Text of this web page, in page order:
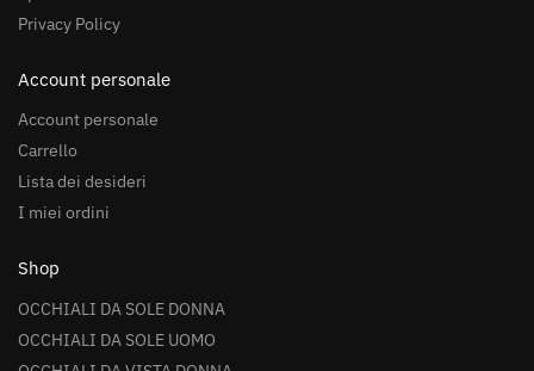
Privacy Policy
Account personale
Account personale
Carrello
Lista dei desideri
I miei ordini
Shop
OCCHIALI DA SOLE DONNA
OCCHIALI DA SOLE UOMO